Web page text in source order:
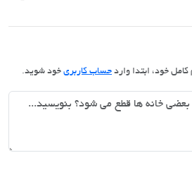
خود، ابتدا وارد حساب کاربری خود شوید.